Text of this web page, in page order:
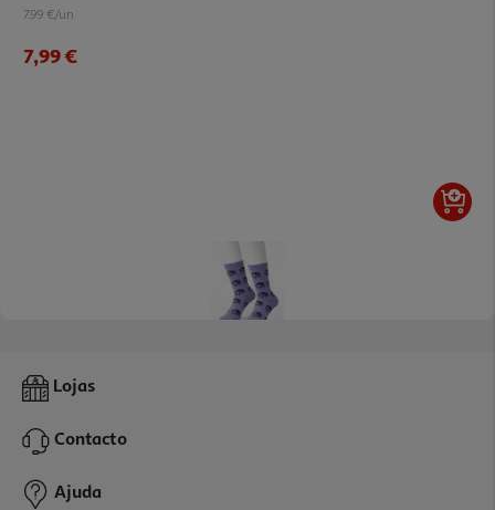
7.99 €/un
7,99 €
Meias Eu Sinto Ansiedade Tamanho 26-30
7,99 €
Lojas
Contacto
Ajuda